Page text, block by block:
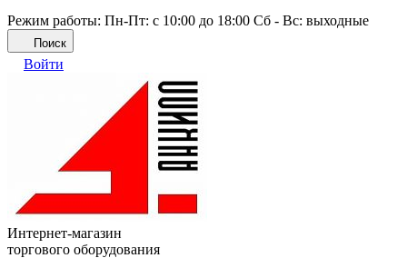
Режим работы: Пн-Пт: с 10:00 до 18:00 Сб - Вс: выходные
Поиск
Войти
Интернет-магазин
торгового оборудования